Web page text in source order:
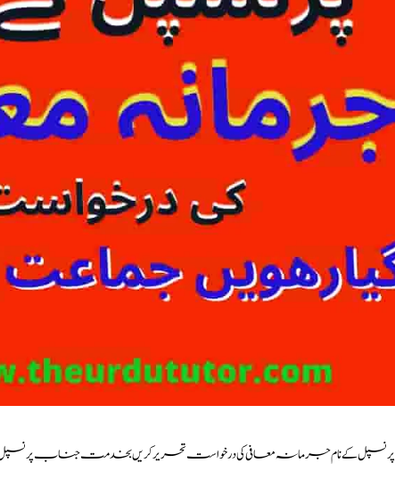
پرنسپل کے نام جرمانہ معافی کی درخواست تحریر کریں بخدمت جناب پرنسپل